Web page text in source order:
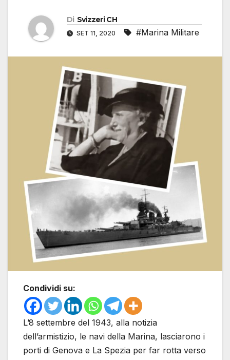
Di Svizzeri CH
SET 11, 2020 #Marina Militare
Condividi su:
L’8 settembre del 1943, alla notizia
dell’armistizio, le navi della Marina, lasciarono i
porti di Genova e La Spezia per far rotta verso